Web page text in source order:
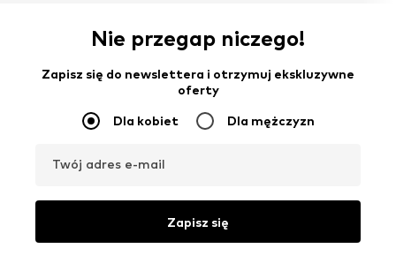
Nie przegap niczego!
Zapisz się do newslettera i otrzymuj ekskluzywne
oferty
Dla kobiet Dla mężczyzn
Twój adres e-mail
Zapisz się